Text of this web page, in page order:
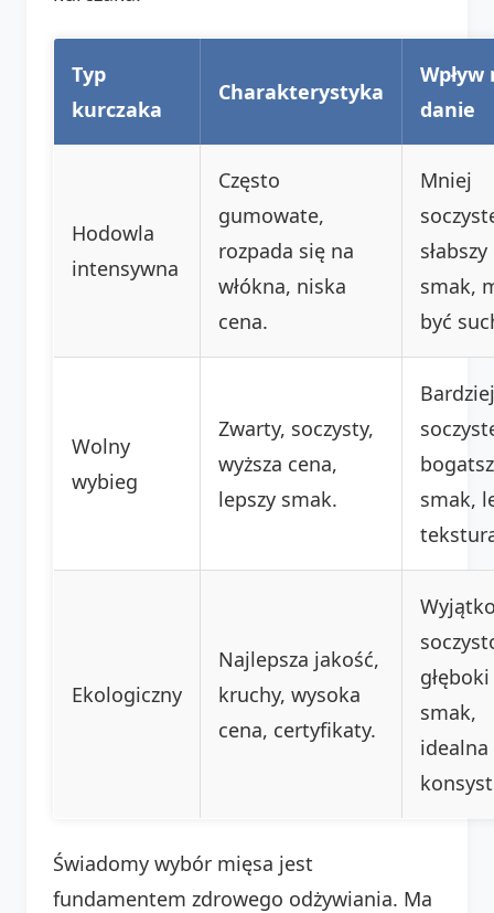
Typ
kurczaka
Charakterystyka
Wpływ
danie
Hodowla
intensywna
Często
gumowate,
rozpada się na
włókna, niska
cena.
Mniej
słabszy
smak,
być
Wolny
wybieg
Zwarty, soczysty,
wyższa cena,
lepszy smak.
Bardziej
smak,
Ekologiczny
Najlepsza jakość,
kruchy, wysoka
cena, certyfikaty.
głęboki
smak,
idealna
Świadomy wybór mięsa jest
fundamentem zdrowego odżywiania. Ma